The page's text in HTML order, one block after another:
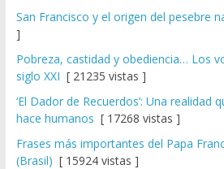
San Francisco y el origen del pesebre
]
Pobreza, castidad y obediencia… Los
siglo XXI [ 21235 vistas ]
‘El Dador de Recuerdos’: Una realidad
hace humanos [ 17268 vistas ]
Frases más importantes del Papa
(Brasil) [ 15924 vistas ]